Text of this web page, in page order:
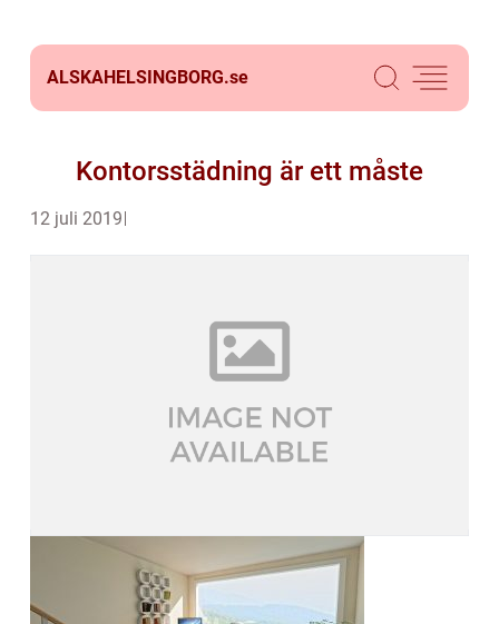
ALSKAHELSINGBORG.se
Kontorsstädning är ett måste
12 juli 2019